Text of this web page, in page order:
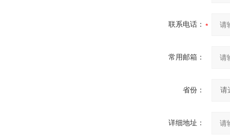
联系电话：
常用邮箱：
省份：
详细地址：